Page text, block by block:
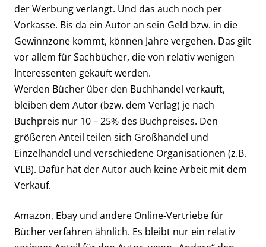
der Werbung verlangt. Und das auch noch per
Vorkasse. Bis da ein Autor an sein Geld bzw. in die
Gewinnzone kommt, können Jahre vergehen. Das gilt
vor allem für Sachbücher, die von relativ wenigen
Interessenten gekauft werden.
Werden Bücher über den Buchhandel verkauft,
bleiben dem Autor (bzw. dem Verlag) je nach
Buchpreis nur 10 – 25% des Buchpreises. Den
größeren Anteil teilen sich Großhandel und
Einzelhandel und verschiedene Organisationen (z.B.
VLB). Dafür hat der Autor auch keine Arbeit mit dem
Verkauf.
Amazon, Ebay und andere Online-Vertriebe für
Bücher verfahren ähnlich. Es bleibt nur ein relativ